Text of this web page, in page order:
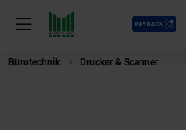
Menü
Payback
Bürotechnik Drucker & Scanner